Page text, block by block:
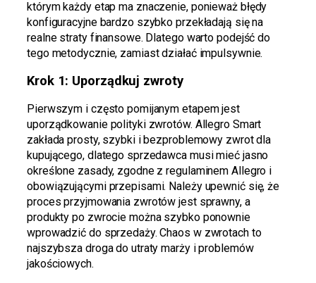
którym każdy etap ma znaczenie, ponieważ błędy
konfiguracyjne bardzo szybko przekładają się na
realne straty finansowe. Dlatego warto podejść do
tego metodycznie, zamiast działać impulsywnie.
Krok 1: Uporządkuj zwroty
Pierwszym i często pomijanym etapem jest
uporządkowanie polityki zwrotów. Allegro Smart
zakłada prosty, szybki i bezproblemowy zwrot dla
kupującego, dlatego sprzedawca musi mieć jasno
określone zasady, zgodne z regulaminem Allegro i
obowiązującymi przepisami. Należy upewnić się, że
proces przyjmowania zwrotów jest sprawny, a
produkty po zwrocie można szybko ponownie
wprowadzić do sprzedaży. Chaos w zwrotach to
najszybsza droga do utraty marży i problemów
jakościowych.